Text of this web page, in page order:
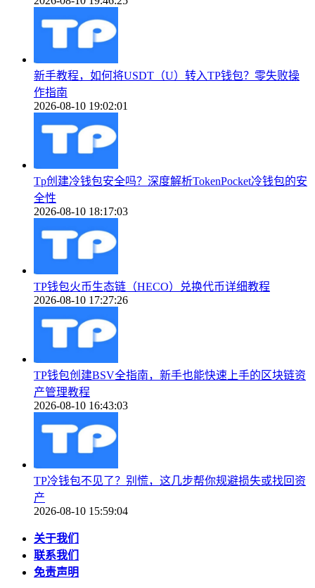
新手教程，如何将USDT（U）转入TP钱包？零失败操
作指南
2026-08-10 19:02:01
Tp创建冷钱包安全吗？深度解析TokenPocket冷钱包的安
全性
2026-08-10 18:17:03
TP钱包火币生态链（HECO）兑换代币详细教程
2026-08-10 17:27:26
TP钱包创建BSV全指南，新手也能快速上手的区块链资
产管理教程
2026-08-10 16:43:03
TP冷钱包不见了？别慌，这几步帮你规避损失或找回资
产
2026-08-10 15:59:04
关于我们
联系我们
免责声明